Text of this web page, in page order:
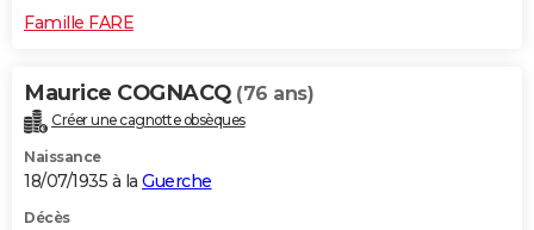
Famille FARE
Maurice COGNACQ (76 ans)
Créer une cagnotte obsèques
Naissance
18/07/1935 à la Guerche
Décès